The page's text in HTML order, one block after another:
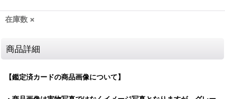
在庫数 ×
商品詳細
【鑑定済カードの商品画像について】